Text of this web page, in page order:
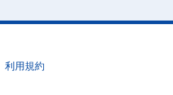
利用規約